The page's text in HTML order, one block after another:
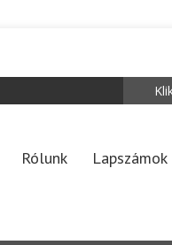
Rólunk
Lapszámok